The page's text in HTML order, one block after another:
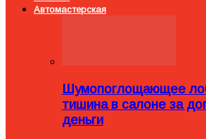
Автомастерская
Шумопоглощающее
тишина в салоне за
деньги